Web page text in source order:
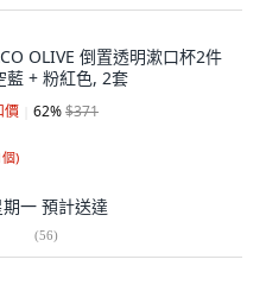
OLIVE 倒置透明漱口杯2件
藍 + 粉紅色, 2套
價 62%$371
)
一 預計送達
(56)